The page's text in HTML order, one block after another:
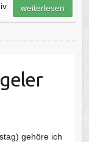
weiterlesen
gehöre ich